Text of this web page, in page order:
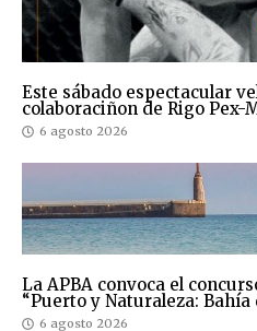
Este sábado espectacular
colaboraciñon de Rigo Pex-
6 agosto 2026
La APBA convoca el
“Puerto y Naturaleza:
6 agosto 2026